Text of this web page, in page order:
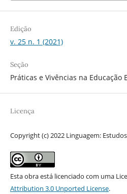
Edição
v. 25 n. 1 (2021)
Seção
Práticas e Vivências na Educação
Licença
Copyright (c) 2022 Linguagem:
Esta obra está licenciado com uma
Attribution 3.0 Unported License.